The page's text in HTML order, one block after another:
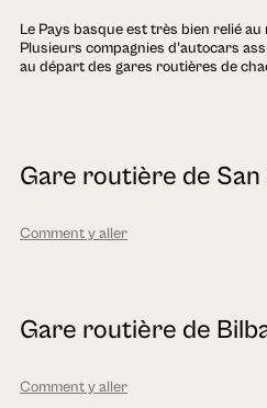
Le Pays basque est très bien relié
Plusieurs compagnies d'autocars
au départ des gares routières de
Gare routière de San
Comment y aller
Gare routière de
Comment y aller